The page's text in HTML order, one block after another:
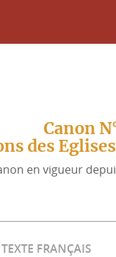
Canon
des
en vigueur
TEXTE FRANÇAIS